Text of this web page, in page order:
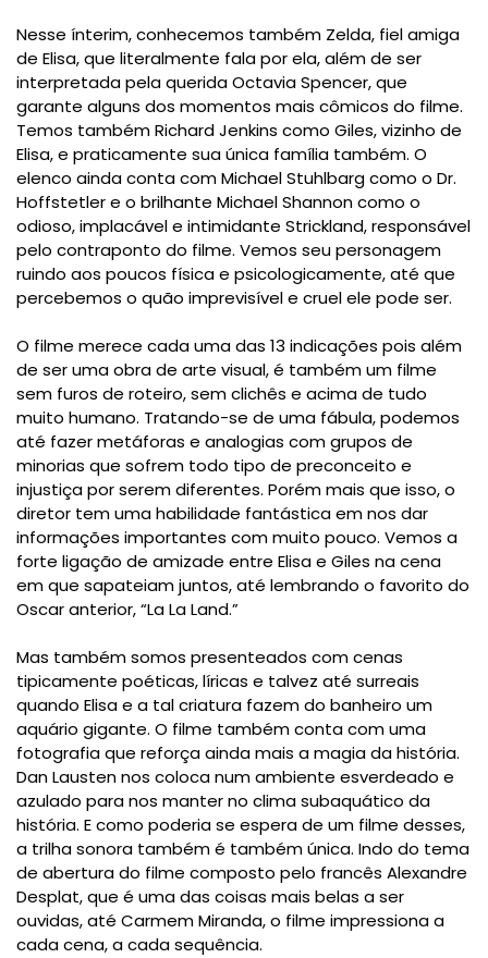
Nesse ínterim, conhecemos também Zelda, fiel amiga
de Elisa, que literalmente fala por ela, além de ser
interpretada pela querida Octavia Spencer, que
garante alguns dos momentos mais cômicos do filme.
Temos também Richard Jenkins como Giles, vizinho de
Elisa, e praticamente sua única família também. O
elenco ainda conta com Michael Stuhlbarg como o Dr.
Hoffstetler e o brilhante Michael Shannon como o
odioso, implacável e intimidante Strickland, responsável
pelo contraponto do filme. Vemos seu personagem
ruindo aos poucos física e psicologicamente, até que
percebemos o quão imprevisível e cruel ele pode ser.
O filme merece cada uma das 13 indicações pois além
de ser uma obra de arte visual, é também um filme
sem furos de roteiro, sem clichês e acima de tudo
muito humano. Tratando-se de uma fábula, podemos
até fazer metáforas e analogias com grupos de
minorias que sofrem todo tipo de preconceito e
injustiça por serem diferentes. Porém mais que isso, o
diretor tem uma habilidade fantástica em nos dar
informações importantes com muito pouco. Vemos a
forte ligação de amizade entre Elisa e Giles na cena
em que sapateiam juntos, até lembrando o favorito do
Oscar anterior, “La La Land.”
Mas também somos presenteados com cenas
tipicamente poéticas, líricas e talvez até surreais
quando Elisa e a tal criatura fazem do banheiro um
aquário gigante. O filme também conta com uma
fotografia que reforça ainda mais a magia da história.
Dan Lausten nos coloca num ambiente esverdeado e
azulado para nos manter no clima subaquático da
história. E como poderia se espera de um filme desses,
a trilha sonora também é também única. Indo do tema
de abertura do filme composto pelo francês Alexandre
Desplat, que é uma das coisas mais belas a ser
ouvidas, até Carmem Miranda, o filme impressiona a
cada cena, a cada sequência.